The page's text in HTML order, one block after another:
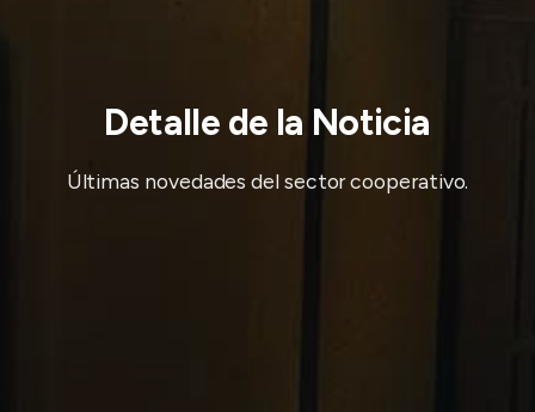
Detalle de la Noticia
Últimas novedades del sector cooperativo.